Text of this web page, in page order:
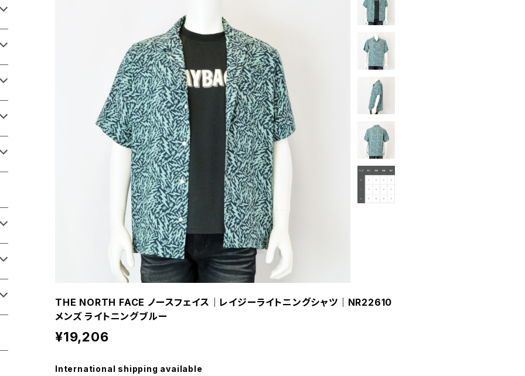
THE NORTH FACE ノースフェイス｜レイジーライトニングシャツ｜NR22610
メンズ ライトニングブルー
¥19,206
International shipping available